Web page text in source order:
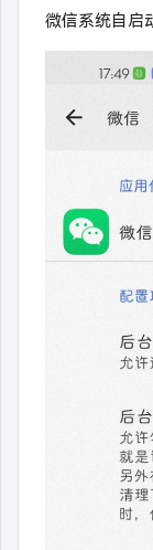
微信系统自启